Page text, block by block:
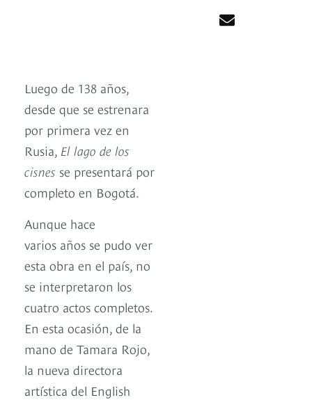
Luego de 138 años,
desde que se estrenara
por primera vez en
Rusia, El lago de los
cisnes se presentará por
completo en Bogotá.
Aunque hace
varios años se pudo ver
esta obra en el país, no
se interpretaron los
cuatro actos completos.
En esta ocasión, de la
mano de Tamara Rojo,
la nueva directora
artística del English